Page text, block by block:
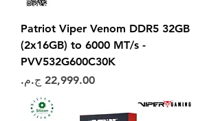
Patriot Viper Venom DDR5 32GB
(2x16GB) to 6000 MT/s -
PVV532G600C30K
السعر